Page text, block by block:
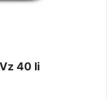
40 Ii